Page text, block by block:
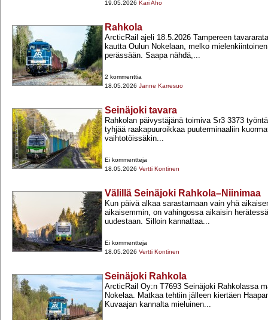
19.05.2026 Kari Aho
Rahkola
ArcticRail ajeli 18.5.2026 Tampereen
kautta Oulun Nokelaan, melko
perässään. Saapa nähdä,...
2 kommenttia
18.05.2026 Janne Karresuo
Seinäjoki tavara
Rahkolan päivystäjänä toimiva Sr3 3373
tyhjää raakapuuroikkaa puuterminaaliin
vaihtotöissäkin...
Ei kommentteja
18.05.2026 Vertti Kontinen
Välillä Seinäjoki Rahkola–Niinimaa
Kun päivä alkaa sarastamaan vain yhä
aikaisemmin, on vahingossa aikaisin
uudestaan. Silloin kannattaa...
Ei kommentteja
18.05.2026 Vertti Kontinen
Seinäjoki Rahkola
ArcticRail Oy:n T7693 Seinäjoki Rahkolassa
Nokelaa. Matkaa tehtiin jälleen kiertäen
Kuvaajan kannalta mieluinen...